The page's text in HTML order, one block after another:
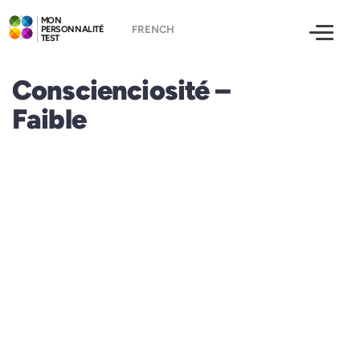
MON
PERSONNALITÉ
TEST
Conscienciosité –
Faible